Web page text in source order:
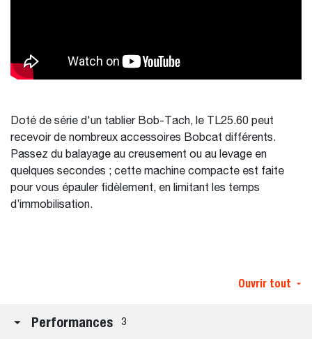
Doté de série d'un tablier Bob-Tach, le TL25.60 peut
recevoir de nombreux accessoires Bobcat différents.
Passez du balayage au creusement ou au levage en
quelques secondes ; cette machine compacte est faite
pour vous épauler fidèlement, en limitant les temps
d’immobilisation.
Ouvrir tout
Performances 3